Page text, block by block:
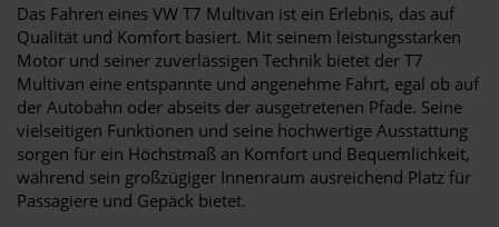
Das Fahren eines VW T7 Multivan ist ein Erlebnis, das auf
Qualität und Komfort basiert. Mit seinem leistungsstarken
Motor und seiner zuverlässigen Technik bietet der T7
Multivan eine entspannte und angenehme Fahrt, egal ob auf
der Autobahn oder abseits der ausgetretenen Pfade. Seine
vielseitigen Funktionen und seine hochwertige Ausstattung
sorgen für ein Höchstmaß an Komfort und Bequemlichkeit,
während sein großzügiger Innenraum ausreichend Platz für
Passagiere und Gepäck bietet.